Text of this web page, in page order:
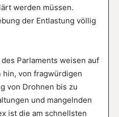
werden müssen.
der Entlastung völlig
Parlaments weisen auf
hin, von fragwürdigen
von Drohnen bis zu
und mangelnden
ist die am schnellsten